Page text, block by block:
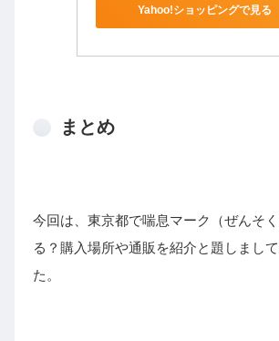
Yahoo!ショッピングで見る
まとめ
今回は、東京都で喘息マーク（ぜんそ
る？購入場所や通販を紹介と題しまし
た。